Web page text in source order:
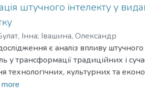
штучного інтелекту у
Інна; Івашина, Олександр
є аналіз впливу
у трансформації традиційних і
технологічних, культурних та
і ризиків. Зокрема, воно